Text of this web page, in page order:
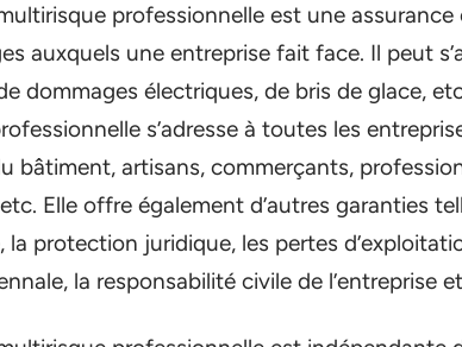
professionnelle est une
auxquels une entreprise fait face. Il peut
dommages électriques, de bris de glace,
s’adresse à toutes les
bâtiment, artisans, commerçants,
Elle offre également d’autres garanties
protection juridique, les pertes
la responsabilité civile de l’entreprise